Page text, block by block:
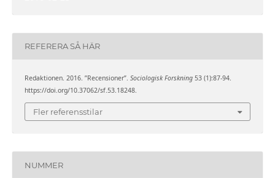
REFERERA SÅ HÄR
Redaktionen. 2016. ”Recensioner”. Sociologisk Forskning53 (1):87-94.
https://doi.org/10.37062/sf.53.18248.
Fler referensstilar
NUMMER